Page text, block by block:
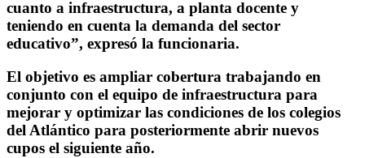
cuanto a infraestructura, a planta docente y
teniendo en cuenta la demanda del sector
educativo”, expresó la funcionaria.
El objetivo es ampliar cobertura trabajando en
conjunto con el equipo de infraestructura para
mejorar y optimizar las condiciones de los colegios
del Atlántico para posteriormente abrir nuevos
cupos el siguiente año.